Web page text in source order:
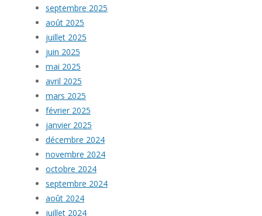
septembre 2025
août 2025
juillet 2025
juin 2025
mai 2025
avril 2025
mars 2025
février 2025
janvier 2025
décembre 2024
novembre 2024
octobre 2024
septembre 2024
août 2024
juillet 2024